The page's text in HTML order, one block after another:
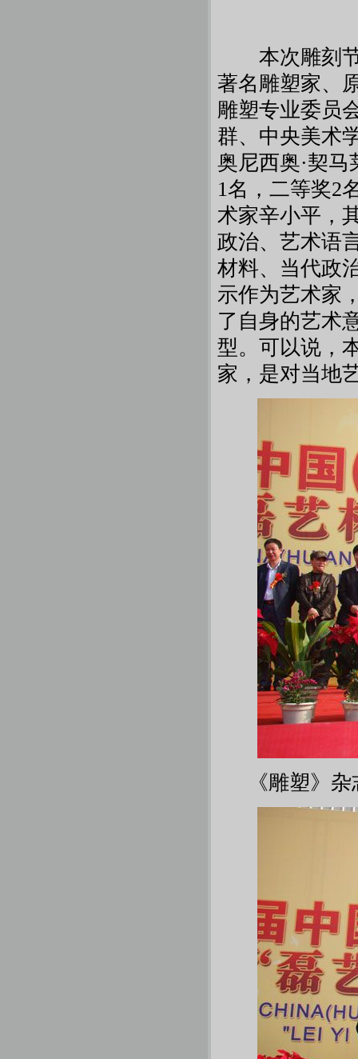
本次雕刻节
著名雕塑家、
雕塑专业委员
群、中央美术
奥尼西奥·契
1名，二等奖2
术家辛小平，
政治、艺术语
材料、当代政
示作为艺术家
了自身的艺术
型。可以说，
家，是对当地
《雕塑》